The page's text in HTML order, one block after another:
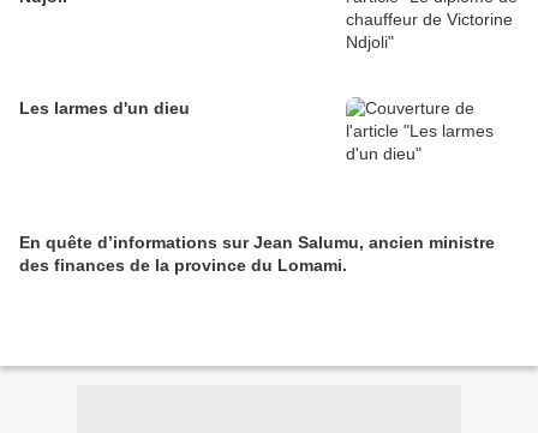
Les larmes d'un dieu
En quête d’informations sur Jean Salumu, ancien ministre
des finances de la province du Lomami.